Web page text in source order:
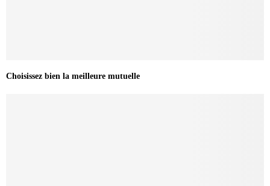
Choisissez bien la meilleure mutuelle